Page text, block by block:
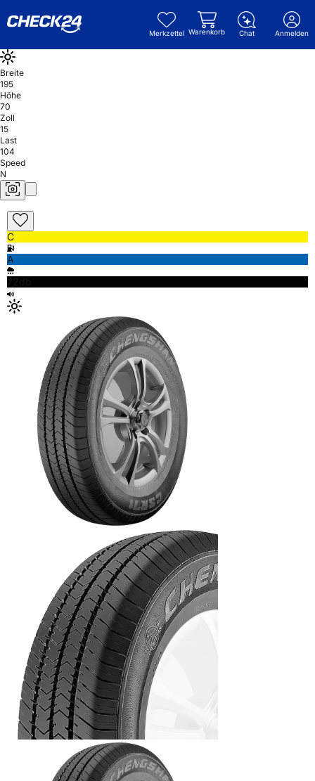
Merkzettel Warenkorb Chat Anmelden
Breite
195
Höhe
70
Zoll
15
Last
104
Speed
N
C
A
72db